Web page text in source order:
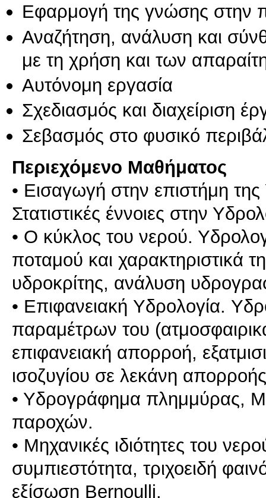
Εφαρμογή της γνώσης στην
Αναζήτηση, ανάλυση και
με τη χρήση και των
Αυτόνομη εργασία
Σχεδιασμός και διαχείριση
Σεβασμός στο φυσικό
Περιεχόμενο Μαθήματος
• Εισαγωγή στην επιστήμη της
Στατιστικές έννοιες στην
• Ο κύκλος του νερού.
ποταμού και χαρακτηριστικά
υδροκρίτης, ανάλυση
• Eπιφανειακή Yδρoλoγία.
παραμέτρων του
επιφανειακή απoρρoή,
ισοζυγίου σε λεκάνη
• Υδρογράφημα πλημμύρας,
παροχών.
• Μηχανικές ιδιότητες του
συμπιεστότητα, τριχοειδή
εξίσωση Bernoulli.